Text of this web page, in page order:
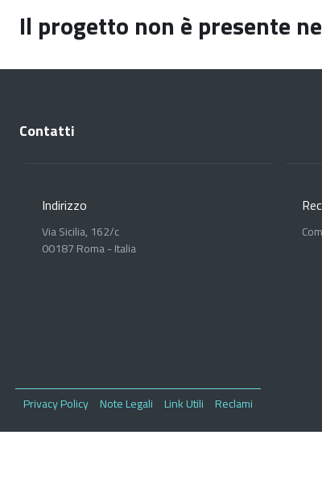
Il progetto non è presente
Contatti
Indirizzo
Via Sicilia, 162/c
00187 Roma - Italia
Privacy Policy Note Legali Link Utili Reclami